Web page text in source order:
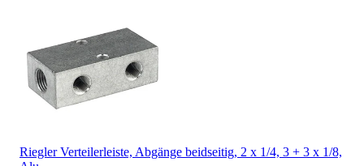
Riegler Verteilerleiste, Abgänge beidseitig, 2 x 1/4, 3 + 3 x 1/8,